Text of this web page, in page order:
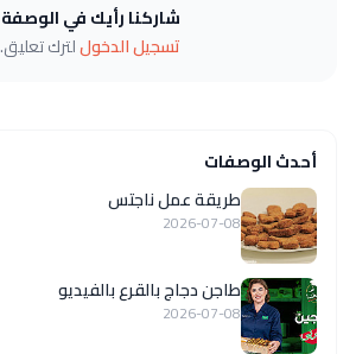
شاركنا رأيك في الوصفة
تسجيل الدخوللترك تعليق.
أحدث الوصفات
طريقة عمل ناجتس
2026-07-08
طاجن دجاج بالقرع بالفيديو
2026-07-08